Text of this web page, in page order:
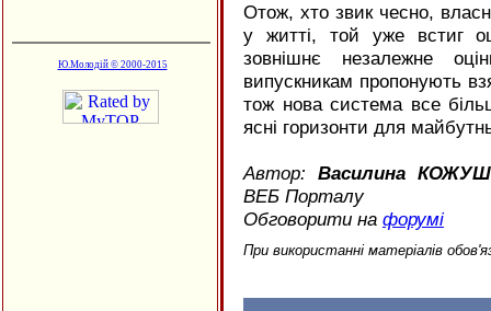
Ю.Молодій © 2000-2015
Отож, хто звик чесно,
у житті, той уже встиг
зовнішнє незалежне
випускникам пропонують
тож нова система все
ясні горизонти для
Автор: Василина
ВЕБ Порталу
Обговорити на форумі
При використанні матеріалів